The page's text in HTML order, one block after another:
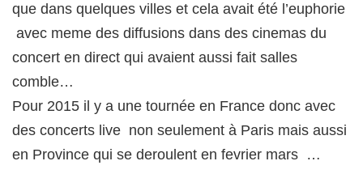
que dans quelques villes et cela avait été l’euphorie
avec meme des diffusions dans des cinemas du
concert en direct qui avaient aussi fait salles
comble…
Pour 2015 il y a une tournée en France donc avec
des concerts live non seulement à Paris mais aussi
en Province qui se deroulent en fevrier mars …